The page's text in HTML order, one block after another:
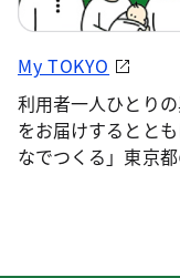
My TOKYO
利用者一人ひとり
をお届けするとと
なでつくる」東京